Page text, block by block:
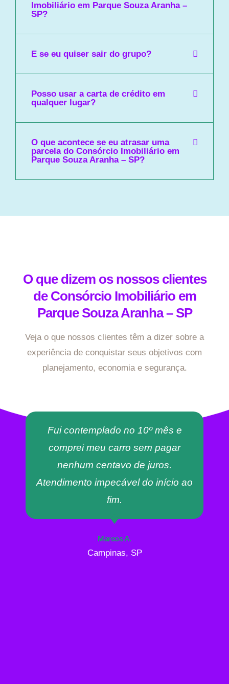
Imobiliário em Parque Souza Aranha –
SP?
E se eu quiser sair do grupo?
Posso usar a carta de crédito em
qualquer lugar?
O que acontece se eu atrasar uma
parcela do Consórcio Imobiliário em
Parque Souza Aranha – SP?
O que dizem os nossos clientes
de Consórcio Imobiliário em
Parque Souza Aranha – SP
Veja o que nossos clientes têm a dizer sobre a
experiência de conquistar seus objetivos com
planejamento, economia e segurança.
Fui contemplado no 10º mês e
comprei meu carro sem pagar
nenhum centavo de juros.
Atendimento impecável do início ao
fim.
Marcos A.
Campinas, SP